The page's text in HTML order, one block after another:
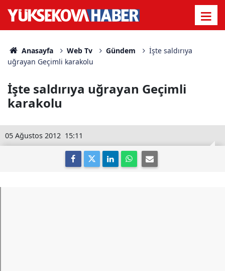
Anasayfa Web Tv Gündem
İşte saldırıya
uğrayan Geçimli karakolu
İşte saldırıya uğrayan Geçimli
karakolu
15:11
05 Ağustos 2012